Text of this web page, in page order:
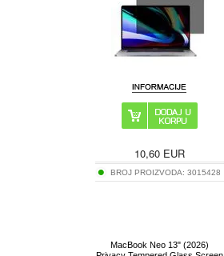
10,60EUR
BROJ PROIZVODA: 3015428
MacBook Neo 13" (2026)